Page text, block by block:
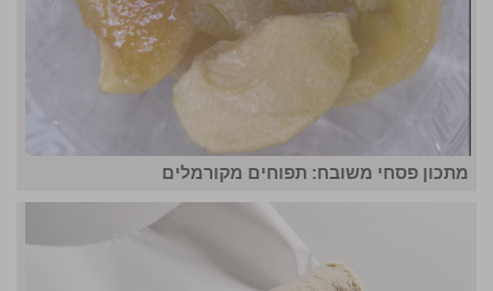
מתכון פסחי משובח: תפוחים מקורמלים